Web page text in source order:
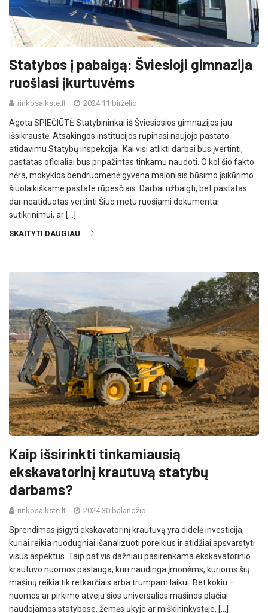
Statybos į pabaigą: Šviesioji gimnazija
ruošiasi įkurtuvėms
rinkosaikste.lt 2024 11 birželio
Agota SPIEČIŪTĖ Statybininkai iš Šviesiosios gimnazijos jau
išsikraustė. Atsakingos institucijos rūpinasi naujojo pastato
atidavimu Statybų inspekcijai. Kai visi atlikti darbai bus įvertinti,
pastatas oficialiai bus pripažintas tinkamu naudoti. O kol šio fakto
nėra, mokyklos bendruomenė gyvena maloniais būsimo įsikūrimo
šiuolaikiškame pastate rūpesčiais. Darbai užbaigti, bet pastatas
dar neatiduotas vertinti Šiuo metu ruošiami dokumentai
sutikrinimui, ar […]
SKAITYTI DAUGIAU
Kaip išsirinkti tinkamiausią
ekskavatorinį krautuvą statybų
darbams?
rinkosaikste.lt 2024 30 balandžio
Sprendimas įsigyti ekskavatorinį krautuvą yra didelė investicija,
kuriai reikia nuodugniai išanalizuoti poreikius ir atidžiai apsvarstyti
visus aspektus. Taip pat vis dažniau pasirenkama ekskavatorinio
krautuvo nuomos paslauga, kuri naudinga įmonėms, kurioms šių
mašinų reikia tik retkarčiais arba trumpam laikui. Bet kokiu –
nuomos ar pirkimo atveju šios universalios mašinos plačiai
naudojamos statybose, žemės ūkyje ar miškininkystėje, […]